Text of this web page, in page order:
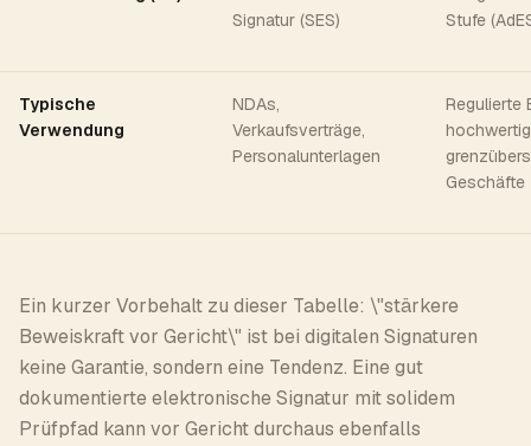
Signatur (SES)
Stufe
Typische
Verwendung
NDAs,
Verkaufsverträge,
Personalunterlagen
Regulierte
Geschäfte
Ein kurzer Vorbehalt zu dieser Tabelle: \"stärkere
Beweiskraft vor Gericht\" ist bei digitalen Signaturen
keine Garantie, sondern eine Tendenz. Eine gut
dokumentierte elektronische Signatur mit solidem
Prüfpfad kann vor Gericht durchaus ebenfalls